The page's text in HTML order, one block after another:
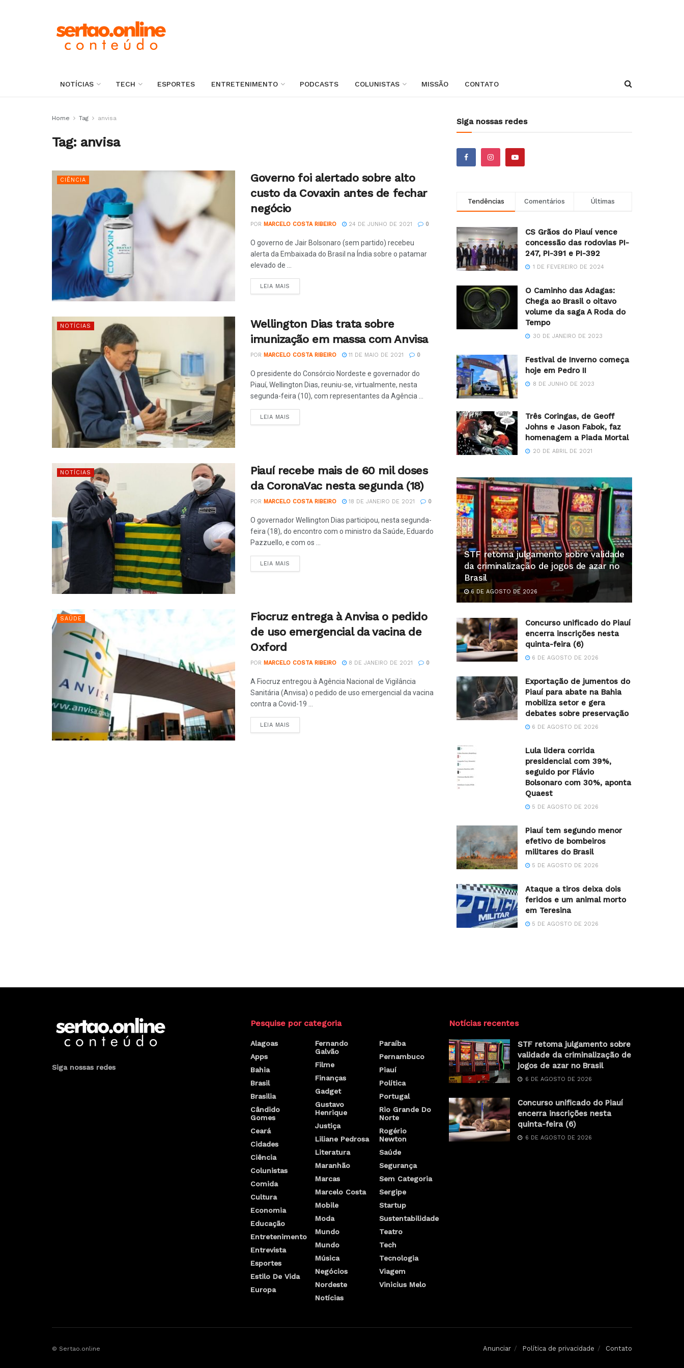
NOTÍCIAS TECH ESPORTES ENTRETENIMENTO PODCASTS COLUNISTAS MISSÃO CONTATO
Home Tag anvisa
Tag: anvisa
CIÊNCIA
Governo foi alertado sobre alto
custo da Covaxin antes de fechar
negócio
POR MARCELO COSTA RIBEIRO 24 DE JUNHO DE 2021 0
O governo de Jair Bolsonaro (sem partido) recebeu
alerta da Embaixada do Brasil na Índia sobre o patamar
elevado de ...
LEIA MAIS
NOTÍCIAS
Wellington Dias trata sobre
imunização em massa com Anvisa
POR MARCELO COSTA RIBEIRO 11 DE MAIO DE 2021 0
O presidente do Consórcio Nordeste e governador do
Piauí, Wellington Dias, reuniu-se, virtualmente, nesta
segunda-feira (10), com representantes da Agência ...
LEIA MAIS
NOTÍCIAS
Piauí recebe mais de 60 mil doses
da CoronaVac nesta segunda (18)
POR MARCELO COSTA RIBEIRO 18 DE JANEIRO DE 2021 0
O governador Wellington Dias participou, nesta segunda-
feira (18), do encontro com o ministro da Saúde, Eduardo
Pazzuello, e com os ...
LEIA MAIS
SAÚDE
Fiocruz entrega à Anvisa o pedido
de uso emergencial da vacina de
Oxford
POR MARCELO COSTA RIBEIRO 8 DE JANEIRO DE 2021 0
A Fiocruz entregou à Agência Nacional de Vigilância
Sanitária (Anvisa) o pedido de uso emergencial da vacina
contra a Covid-19 ...
LEIA MAIS
Siga nossas redes
Tendências Comentários Últimas
CS Grãos do Piauí vence
concessão das rodovias PI-
247, PI-391 e PI-392
1 DE FEVEREIRO DE 2024
O Caminho das Adagas:
Chega ao Brasil o oitavo
volume da saga A Roda do
Tempo
30 DE JANEIRO DE 2023
Festival de Inverno começa
hoje em Pedro II
8 DE JUNHO DE 2023
Três Coringas, de Geoff
Johns e Jason Fabok, faz
homenagem a Piada Mortal
20 DE ABRIL DE 2021
STF retoma julgamento sobre validade
da criminalização de jogos de azar no
Brasil
6 DE AGOSTO DE 2026
Concurso unificado do Piauí
encerra inscrições nesta
quinta-feira (6)
6 DE AGOSTO DE 2026
Exportação de jumentos do
Piauí para abate na Bahia
mobiliza setor e gera
debates sobre preservação
6 DE AGOSTO DE 2026
Lula lidera corrida
presidencial com 39%,
seguido por Flávio
Bolsonaro com 30%, aponta
Quaest
5 DE AGOSTO DE 2026
Piauí tem segundo menor
efetivo de bombeiros
militares do Brasil
5 DE AGOSTO DE 2026
Ataque a tiros deixa dois
feridos e um animal morto
em Teresina
5 DE AGOSTO DE 2026
Siga nossas redes
Pesquise por categoria
Alagoas
Apps
Bahia
Brasil
Brasilia
Cândido
Gomes
Ceará
Cidades
Ciência
Colunistas
Comida
Cultura
Economia
Educação
Entretenimento
Entrevista
Esportes
Estilo De Vida
Europa
Fernando
Galvão
Filme
Finanças
Gadget
Gustavo
Henrique
Justiça
Liliane Pedrosa
Literatura
Maranhão
Marcas
Marcelo Costa
Mobile
Moda
Mundo
Mundo
Música
Negócios
Nordeste
Notícias
Paraíba
Pernambuco
Piauí
Política
Portugal
Rio Grande Do
Norte
Rogério
Newton
Saúde
Segurança
Sem Categoria
Sergipe
Startup
Sustentabilidade
Teatro
Tech
Tecnologia
Viagem
Vinicius Melo
Notícias recentes
STF retoma julgamento sobre
validade da criminalização de
jogos de azar no Brasil
6 DE AGOSTO DE 2026
Concurso unificado do Piauí
encerra inscrições nesta
quinta-feira (6)
6 DE AGOSTO DE 2026
Anunciar Política de privacidade Contato
© Sertao.online